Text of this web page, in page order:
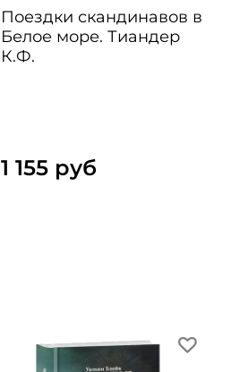
Поездки скандинавов в
Белое море. Тиандер
К.Ф.
1 155 руб